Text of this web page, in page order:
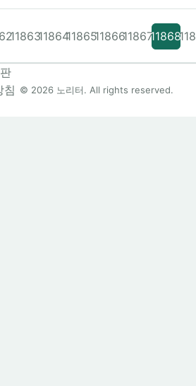
118631186411865118661186711868
침 © 2026 노리터. All rights reserved.